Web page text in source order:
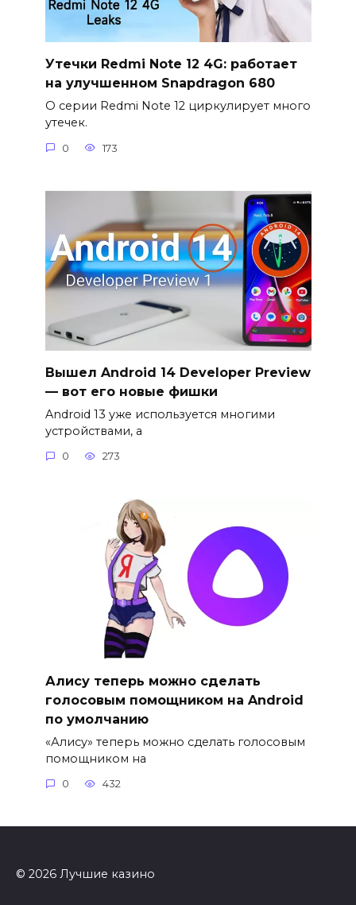
Утечки Redmi Note 12 4G: работает
на улучшенном Snapdragon 680
О серии Redmi Note 12 циркулирует много
утечек.
0 173
Вышел Android 14 Developer Preview
— вот его новые фишки
Android 13 уже используется многими
устройствами, а
0 273
Алису теперь можно сделать
голосовым помощником на Android
по умолчанию
«Алису» теперь можно сделать голосовым
помощником на
0 432
© 2026 Лучшие казино